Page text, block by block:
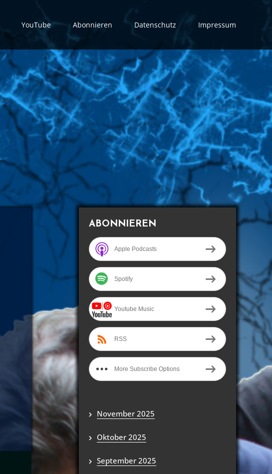
YouTube Abonnieren Datenschutz Impressum
ABONNIEREN
Apple Podcasts
Spotify
Youtube Music
RSS
More Subscribe Options
November 2025
Oktober 2025
September 2025